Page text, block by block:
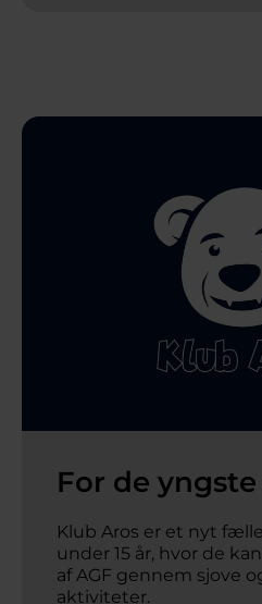
For de yngste
Klub Aros er et nyt
under 15 år, hvor de
af AGF gennem sjove
aktiviteter.